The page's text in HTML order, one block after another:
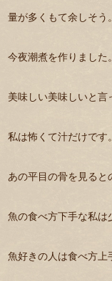
量が多くもて余しそう
今夜潮煮を作りました
美味しい美味しいと
私は怖くて汁だけです。
あの平目の骨を見ると
魚の食べ方下手な私は
魚好きの人は食べ方上